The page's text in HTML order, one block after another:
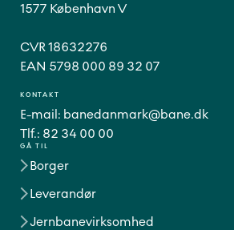
GÅ TIL
Borger
Leverandør
Jernbanevirksomhed
1577 København V
CVR 18632276
EAN 5798 000 89 32 07
KONTAKT
E-mail: banedanmark@bane.dk
Tlf.: 82 34 00 00